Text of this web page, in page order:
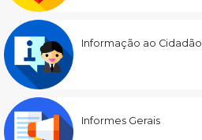
Informação ao Cidadão
Informes Gerais